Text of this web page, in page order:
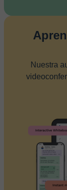
Nuestra